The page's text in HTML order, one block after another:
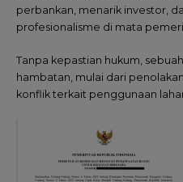
perbankan, menarik investor,
profesionalisme di mata
Tanpa kepastian hukum,
hambatan, mulai dari
konflik terkait penggunaan